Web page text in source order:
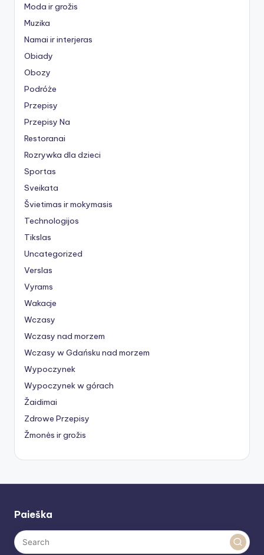
Moda ir grožis
Muzika
Namai ir interjeras
Obiady
Obozy
Podróże
Przepisy
Przepisy Na
Restoranai
Rozrywka dla dzieci
Sportas
Sveikata
Švietimas ir mokymasis
Technologijos
Tikslas
Uncategorized
Verslas
Vyrams
Wakacje
Wczasy
Wczasy nad morzem
Wczasy w Gdańsku nad morzem
Wypoczynek
Wypoczynek w górach
Žaidimai
Zdrowe Przepisy
Žmonės ir grožis
Paieška